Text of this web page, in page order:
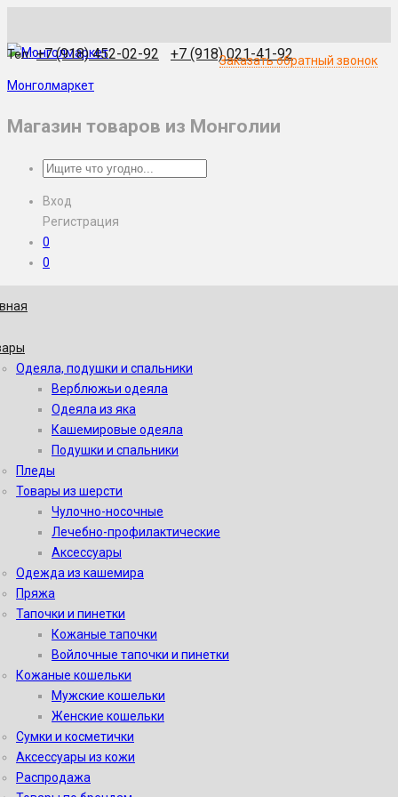
Тел.:+7 (918) 452-02-92 +7 (918) 021-41-92
Заказать обратный звонок
Монголмаркет
Магазин товаров из Монголии
Вход
Регистрация
0
0
Одеяла, подушки и спальники
Верблюжьи одеяла
Одеяла из яка
Кашемировые одеяла
Подушки и спальники
Пледы
Товары из шерсти
Чулочно-носочные
Лечебно-профилактические
Аксессуары
Одежда из кашемира
Пряжа
Тапочки и пинетки
Кожаные тапочки
Войлочные тапочки и пинетки
Кожаные кошельки
Мужские кошельки
Женские кошельки
Сумки и косметички
Аксессуары из кожи
Распродажа